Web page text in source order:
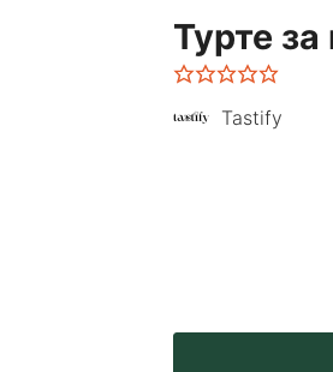
Турте
Tastify